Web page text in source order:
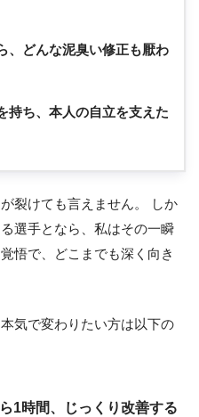
、どんな泥臭い修正も厭わ
持ち、本人の自立を支えた
裂けても言えません。 しか
選手となら、私はその一瞬
悟で、どこまでも深く向き
気で変わりたい方は以下の
1時間、じっくり改善する